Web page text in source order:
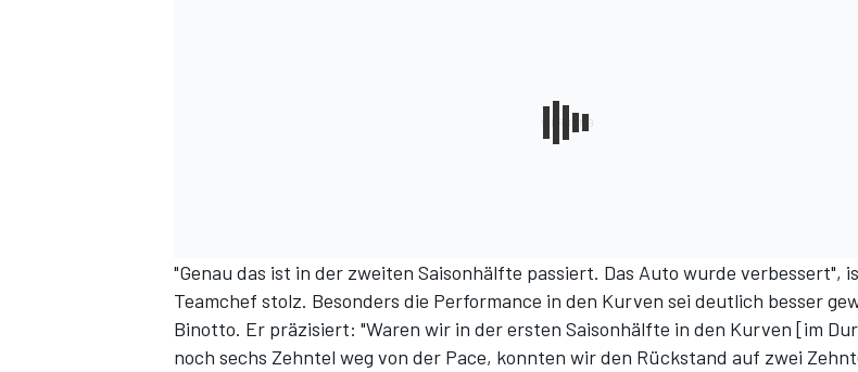
"Genau das ist in der zweiten Saisonhälfte passiert. Das Auto wurde verbessert",
Teamchef stolz. Besonders die Performance in den Kurven sei deutlich besser
Binotto. Er präzisiert: "Waren wir in der ersten Saisonhälfte in den Kurven [im
noch sechs Zehntel weg von der Pace, konnten wir den Rückstand auf zwei